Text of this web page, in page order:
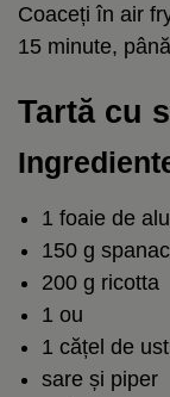
Coaceți în air
15 minute,
Tartă cu
1 foaie de
150 g
200 g ricotta
1 ou
1 cățel de
sare și piper